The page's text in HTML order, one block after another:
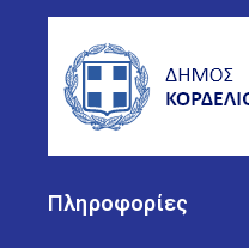
Πληροφορίες